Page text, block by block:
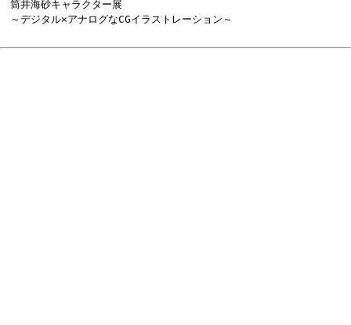
筒井海砂キャラクター展
～デジタル×アナログなCGイラストレーション～